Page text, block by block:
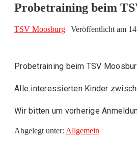
Probetraining beim
TSV Moosburg | Veröffentlicht am
Probetraining beim TSV
Alle interessierten Kinder
Wir bitten um vorherige
Abgelegt unter: Allgemein